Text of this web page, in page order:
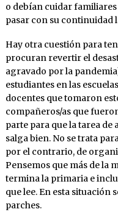
o debían cuidar
pasar con su continuidad
Hay otra cuestión para
procuran revertir el
agravado por la
estudiantes en las
docentes que tomaron
compañeros/as que
parte para que la tarea
salga bien. No se trata
por el contrario, de
Pensemos que más de la
termina la primaria e
que lee. En esta situación
parches.